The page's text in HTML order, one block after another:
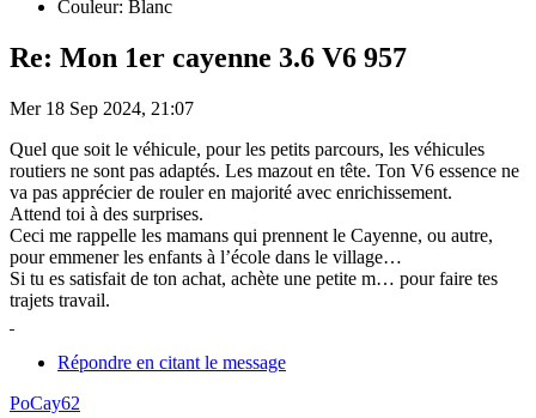
Couleur: Blanc
Re: Mon 1er cayenne 3.6 V6 957
Mer 18 Sep 2024, 21:07
Quel que soit le véhicule, pour les petits parcours, les véhicules
routiers ne sont pas adaptés. Les mazout en tête. Ton V6 essence ne
va pas apprécier de rouler en majorité avec enrichissement.
Attend toi à des surprises.
Ceci me rappelle les mamans qui prennent le Cayenne, ou autre,
pour emmener les enfants à l’école dans le village…
Si tu es satisfait de ton achat, achète une petite m… pour faire tes
trajets travail.
Répondre en citant le message
PoCay62